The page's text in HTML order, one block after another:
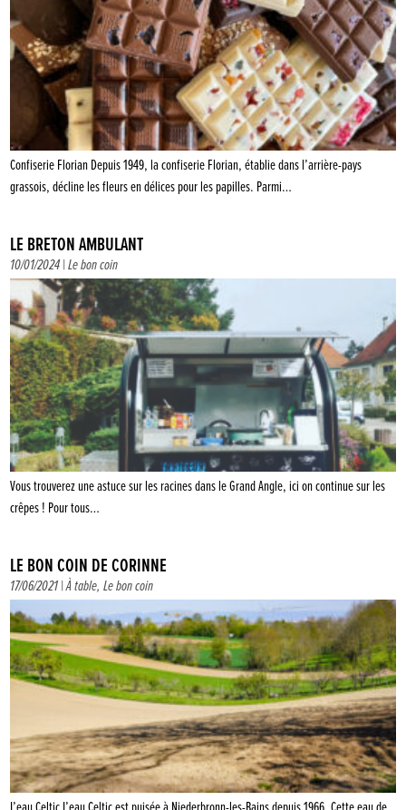
Confiserie Florian Depuis 1949, la confiserie Florian, établie dans l’arrière-pays
grassois, décline les fleurs en délices pour les papilles. Parmi…
LE BRETON AMBULANT
10/01/2024 |Le bon coin
Vous trouverez une astuce sur les racines dans le Grand Angle, ici on continue sur les
crêpes ! Pour tous…
LE BON COIN DE CORINNE
17/06/2021 |À table,Le bon coin